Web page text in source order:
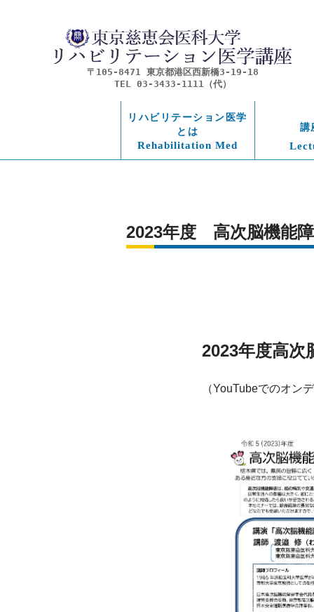
〒105-8471 東京都港区西新橋3-19-18
TEL 03-3433-1111（代）
リハビリテーション医学
とは
Rehabilitation Med
講
2023年度　高次脳機能
2023年度高次
（YouTubeでのオン